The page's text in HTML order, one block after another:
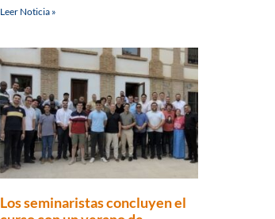
Leer Noticia »
Los seminaristas concluyen el